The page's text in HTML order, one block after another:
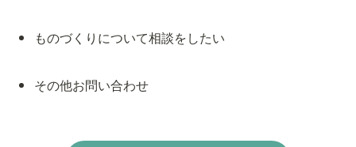
ものづくりについて相談をしたい
その他お問い合わせ